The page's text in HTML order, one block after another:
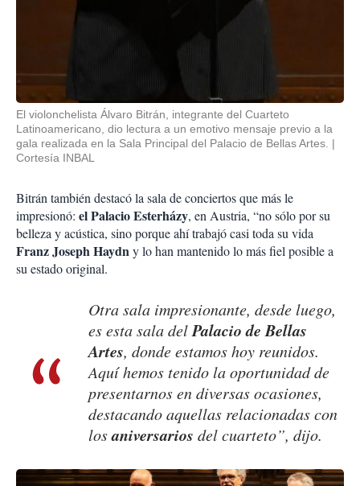
El violonchelista Álvaro Bitrán, integrante del Cuarteto
Latinoamericano, dio lectura a un emotivo mensaje previo a la
gala realizada en la Sala Principal del Palacio de Bellas Artes.
Cortesía INBAL
Bitrán también destacó la sala de conciertos que más le
impresionó: el Palacio Esterházy, en Austria, “no sólo por su
belleza y acústica, sino porque ahí trabajó casi toda su vida
Franz Joseph Haydny lo han mantenido lo más fiel posible a
su estado original.
Otra sala impresionante, desde luego,
es esta sala delPalacio de Bellas
Artes, donde estamos hoy reunidos.
Aquí hemos tenido la oportunidad de
presentarnos en diversas ocasiones,
destacando aquellas relacionadas con
losaniversarios del cuarteto”, dijo.